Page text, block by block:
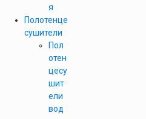
я
Полотенце
сушители
Пол
отен
цесу
шит
ели
вод